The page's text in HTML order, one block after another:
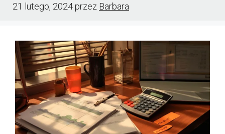
21 lutego, 2024przez Barbara